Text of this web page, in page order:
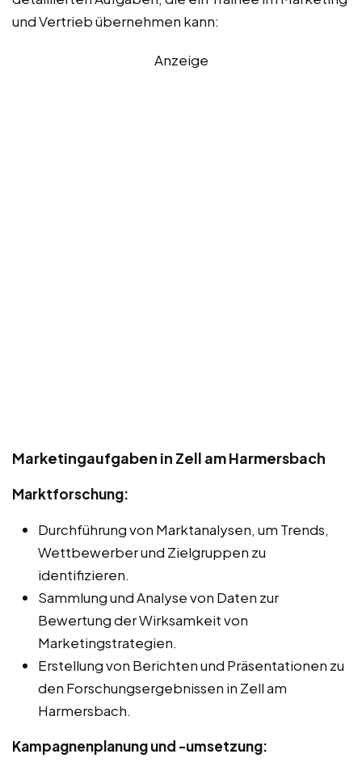
und Vertrieb übernehmen kann:
Anzeige
Marketingaufgaben in Zell am Harmersbach
Marktforschung:
Durchführung von Marktanalysen, um Trends,
Wettbewerber und Zielgruppen zu
identifizieren.
Sammlung und Analyse von Daten zur
Bewertung der Wirksamkeit von
Marketingstrategien.
Erstellung von Berichten und Präsentationen zu
den Forschungsergebnissen in Zell am
Harmersbach.
Kampagnenplanung und -umsetzung: